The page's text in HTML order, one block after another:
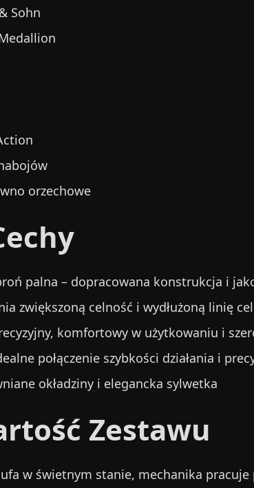
Sohn
orzechowe
palna – dopracowana konstrukcja i
zwiększoną celność i wydłużoną linię
komfortowy w użytkowaniu i
połączenie szybkości działania i
okładziny i elegancka sylwetka
Zestawu
w świetnym stanie, mechanika